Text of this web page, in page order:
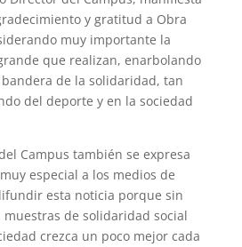
y gratitud a Obra
muy importante la
que realizan, enarbolando
de la solidaridad, tan
del deporte y en la sociedad
Campus también se expresa
especial a los medios de
esta noticia porque sin
muestras de solidaridad social
crezca un poco mejor cada